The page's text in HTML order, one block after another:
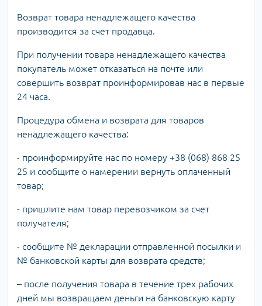
Возврат товара ненадлежащего качества
производится за счет продавца.
При получении товара ненадлежащего качества
покупатель может отказаться на почте или
совершить возврат проинформировав нас в первые
24 часа.
Процедура обмена и возврата для товаров
ненадлежащего качества:
- проинформируйте нас по номеру +38 (068) 868 25
25 и сообщите о намерении вернуть оплаченный
товар;
- пришлите нам товар перевозчиком за счет
получателя;
- сообщите № декларации отправленной посылки и
№ банковской карты для возврата средств;
– после получения товара в течение трех рабочих
дней мы возвращаем деньги на банковскую карту